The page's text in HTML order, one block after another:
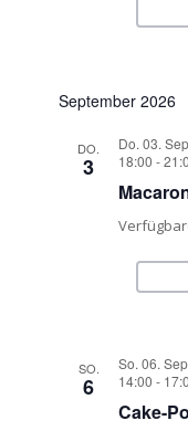
September 2026
DO.
3
Do. 03.
18:00 -
SO.
6
So. 06.
14:00 -
Cake-